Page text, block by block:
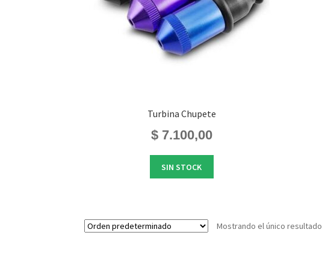
Turbina Chupete
$7.100,00
SIN STOCK
Mostrando el único resultado